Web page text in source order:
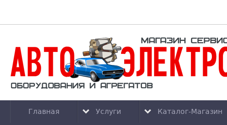
Главная Услуги Каталог-Магазин